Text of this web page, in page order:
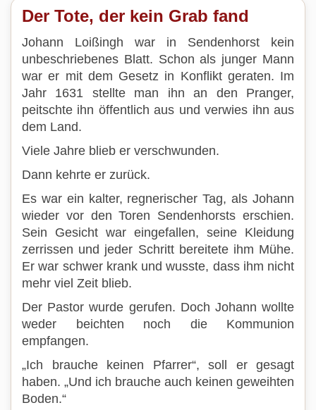
Der Tote, der kein Grab fand
Johann Loißingh war in Sendenhorst kein
unbeschriebenes Blatt. Schon als junger Mann
war er mit dem Gesetz in Konflikt geraten. Im
Jahr 1631 stellte man ihn an den Pranger,
peitschte ihn öffentlich aus und verwies ihn aus
dem Land.
Viele Jahre blieb er verschwunden.
Dann kehrte er zurück.
Es war ein kalter, regnerischer Tag, als Johann
wieder vor den Toren Sendenhorsts erschien.
Sein Gesicht war eingefallen, seine Kleidung
zerrissen und jeder Schritt bereitete ihm Mühe.
Er war schwer krank und wusste, dass ihm nicht
mehr viel Zeit blieb.
Der Pastor wurde gerufen. Doch Johann wollte
weder beichten noch die Kommunion
empfangen.
„Ich brauche keinen Pfarrer“, soll er gesagt
haben. „Und ich brauche auch keinen geweihten
Boden.“